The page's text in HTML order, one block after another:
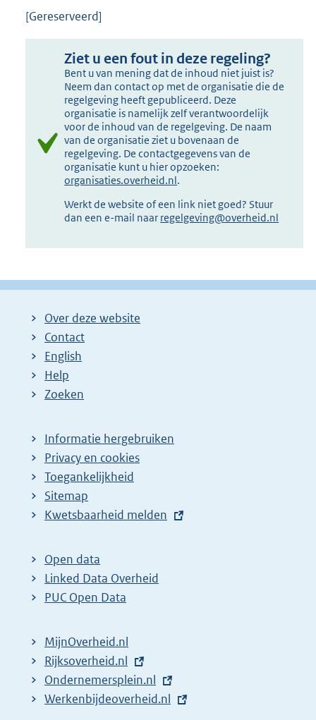
[Gereserveerd]
Ziet u een fout in deze regeling?
Bent u van mening dat de inhoud niet juist is?
Neem dan contact op met de organisatie die de
regelgeving heeft gepubliceerd. Deze
organisatie is namelijk zelf verantwoordelijk
voor de inhoud van de regelgeving. De naam
van de organisatie ziet u bovenaan de
regelgeving. De contactgegevens van de
organisatie kunt u hier opzoeken:
organisaties.overheid.nl.
Werkt de website of een link niet goed? Stuur
dan een e-mail naar regelgeving@overheid.nl
Over deze website
Contact
English
Help
Zoeken
Informatie hergebruiken
Privacy en cookies
Toegankelijkheid
Sitemap
E
t
e
r
l
i
n
k
Kwetsbaarheid melden
Open data
Linked Data Overheid
PUC Open Data
MijnOverheid.nl
E
x
t
Rijksoverheid.nl
E
x
Ondernemersplein.nl
E
Werkenbijdeoverheid.nl